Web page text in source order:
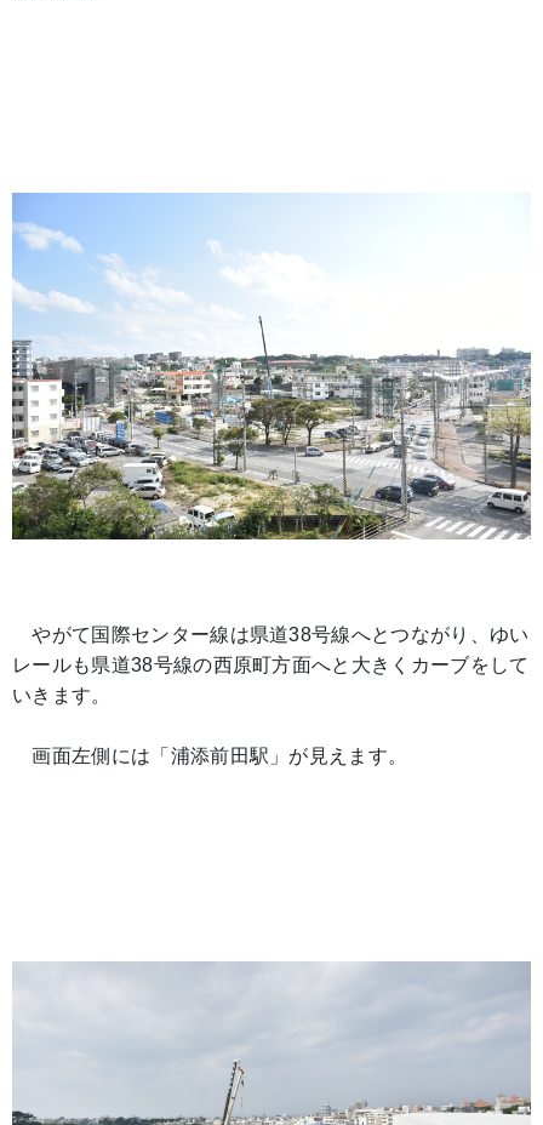
やがて国際センター線は県道38号線へとつながり、ゆい
レールも県道38号線の西原町方面へと大きくカーブをして
いきます。
画面左側には「浦添前田駅」が見えます。